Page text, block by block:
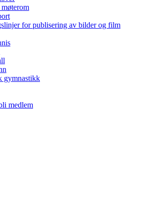
for publisering av bilder og film
gymnastikk
medlem